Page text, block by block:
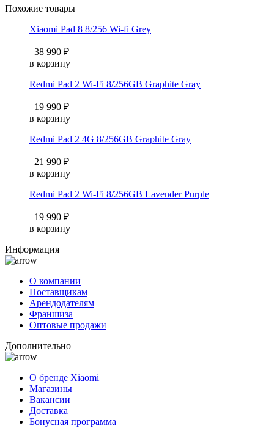
Похожие товары
Xiaomi Pad 8 8/256 Wi-fi Grey
38 990 ₽
в корзину
Redmi Pad 2 Wi-Fi 8/256GB Graphite Gray
19 990 ₽
в корзину
Redmi Pad 2 4G 8/256GB Graphite Gray
21 990 ₽
в корзину
Redmi Pad 2 Wi-Fi 8/256GB Lavender Purple
19 990 ₽
в корзину
Информация
О компании
Поставщикам
Арендодателям
Франшиза
Оптовые продажи
Дополнительно
О бренде Xiaomi
Магазины
Вакансии
Доставка
Бонусная программа